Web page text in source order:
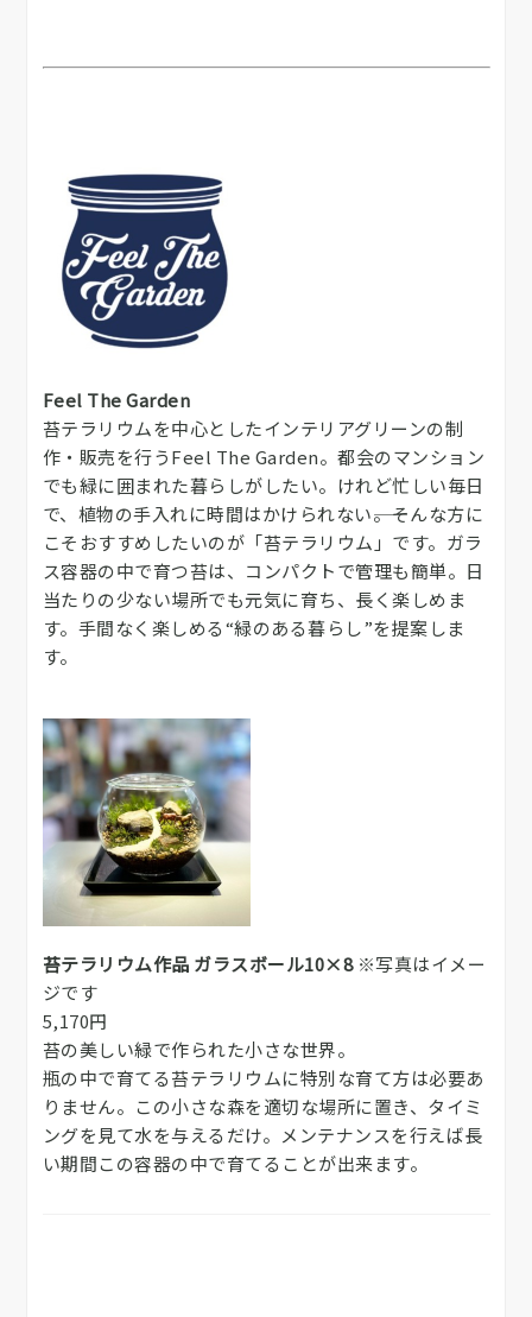
Feel The Garden
苔テラリウムを中心としたインテリアグリーンの制
作・販売を行うFeel The Garden。都会のマンション
でも緑に囲まれた暮らしがしたい。けれど忙しい毎日
で、植物の手入れに時間はかけられない――。そんな方に
こそおすすめしたいのが「苔テラリウム」です。ガラ
ス容器の中で育つ苔は、コンパクトで管理も簡単。日
当たりの少ない場所でも元気に育ち、長く楽しめま
す。手間なく楽しめる“緑のある暮らし”を提案しま
す。
苔テラリウム作品 ガラスボール10×8※写真はイメー
ジです
5,170円
苔の美しい緑で作られた小さな世界。
瓶の中で育てる苔テラリウムに特別な育て方は必要あ
りません。この小さな森を適切な場所に置き、タイミ
ングを見て水を与えるだけ。メンテナンスを行えば長
い期間この容器の中で育てることが出来ます。